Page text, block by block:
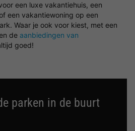
een luxe vakantiehuis, een
een vakantiewoning op een
Waar je ook voor kiest, met een
de aanbiedingen van
goed!
parken in de buurt